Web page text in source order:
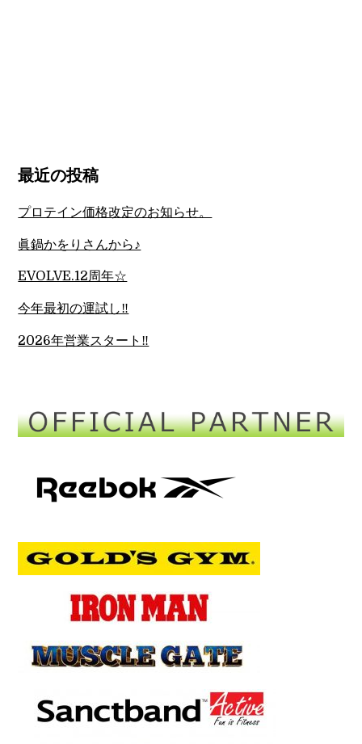
最近の投稿
プロテイン価格改定のお知らせ。
眞鍋かをりさんから♪
EVOLVE.12周年☆
今年最初の運試し‼︎
2026年営業スタート‼︎